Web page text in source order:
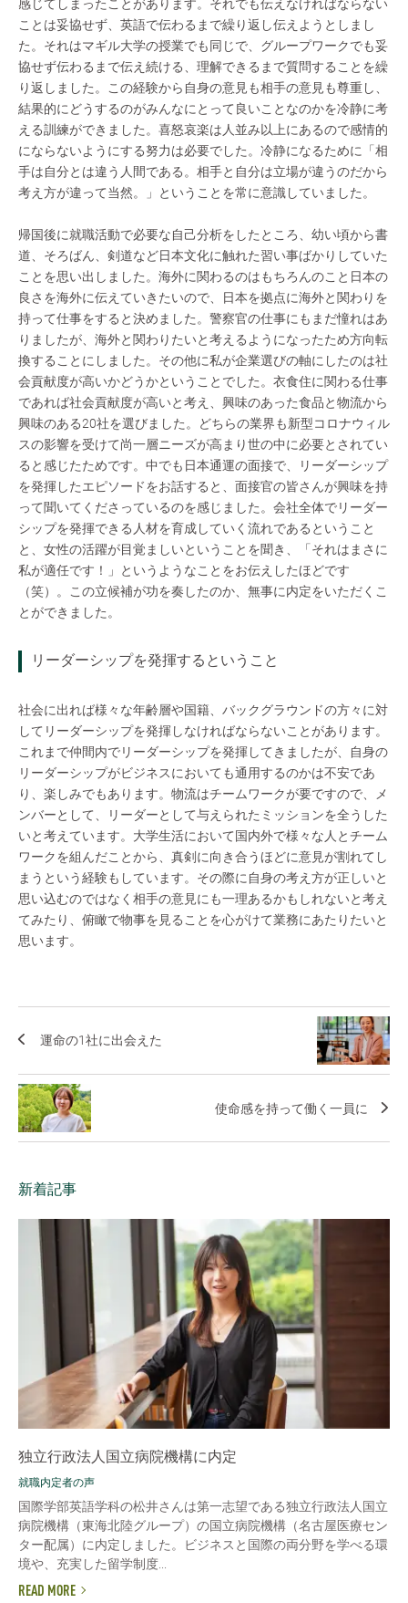
感じてしまったことがあります。それでも伝えなければならない
ことは妥協せず、英語で伝わるまで繰り返し伝えようとしまし
た。それはマギル大学の授業でも同じで、グループワークでも妥
協せず伝わるまで伝え続ける、理解できるまで質問することを繰
り返しました。この経験から自身の意見も相手の意見も尊重し、
結果的にどうするのがみんなにとって良いことなのかを冷静に考
える訓練ができました。喜怒哀楽は人並み以上にあるので感情的
にならないようにする努力は必要でした。冷静になるために「相
手は自分とは違う人間である。相手と自分は立場が違うのだから
考え方が違って当然。」ということを常に意識していました。
帰国後に就職活動で必要な自己分析をしたところ、幼い頃から書
道、そろばん、剣道など日本文化に触れた習い事ばかりしていた
ことを思い出しました。海外に関わるのはもちろんのこと日本の
良さを海外に伝えていきたいので、日本を拠点に海外と関わりを
持って仕事をすると決めました。警察官の仕事にもまだ憧れはあ
りましたが、海外と関わりたいと考えるようになったため方向転
換することにしました。その他に私が企業選びの軸にしたのは社
会貢献度が高いかどうかということでした。衣食住に関わる仕事
であれば社会貢献度が高いと考え、興味のあった食品と物流から
興味のある20社を選びました。どちらの業界も新型コロナウィル
スの影響を受けて尚一層ニーズが高まり世の中に必要とされてい
ると感じたためです。中でも日本通運の面接で、リーダーシップ
を発揮したエピソードをお話すると、面接官の皆さんが興味を持
って聞いてくださっているのを感じました。会社全体でリーダー
シップを発揮できる人材を育成していく流れであるということ
と、女性の活躍が目覚ましいということを聞き、「それはまさに
私が適任です！」というようなことをお伝えしたほどです
（笑）。この立候補が功を奏したのか、無事に内定をいただくこ
とができました。
リーダーシップを発揮するということ
社会に出れば様々な年齢層や国籍、バックグラウンドの方々に対
してリーダーシップを発揮しなければならないことがあります。
これまで仲間内でリーダーシップを発揮してきましたが、自身の
リーダーシップがビジネスにおいても通用するのかは不安であ
り、楽しみでもあります。物流はチームワークが要ですので、メ
ンバーとして、リーダーとして与えられたミッションを全うした
いと考えています。大学生活において国内外で様々な人とチーム
ワークを組んだことから、真剣に向き合うほどに意見が割れてし
まうという経験もしています。その際に自身の考え方が正しいと
思い込むのではなく相手の意見にも一理あるかもしれないと考え
てみたり、俯瞰で物事を見ることを心がけて業務にあたりたいと
思います。
運命の1社に出会えた
使命感を持って働く一員に
新着記事
独立行政法人国立病院機構に内定
就職内定者の声
国際学部英語学科の松井さんは第一志望である独立行政法人国立
病院機構（東海北陸グループ）の国立病院機構（名古屋医療セン
ター配属）に内定しました。ビジネスと国際の両分野を学べる環
境や、充実した留学制度...
READ MORE